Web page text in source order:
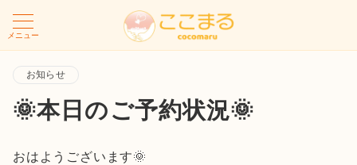
メニュー
お知らせ
🌞本日のご予約状況🌞
おはようございます🌞